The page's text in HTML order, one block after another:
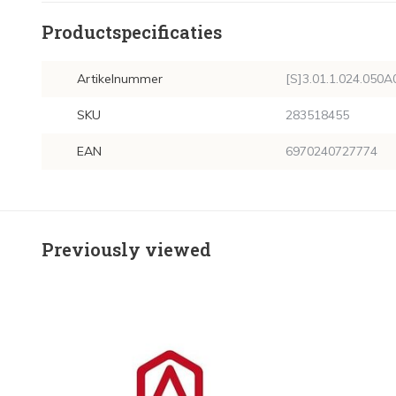
Productspecificaties
Artikelnummer
SKU 283518455
EAN 6970240727774
Previously viewed